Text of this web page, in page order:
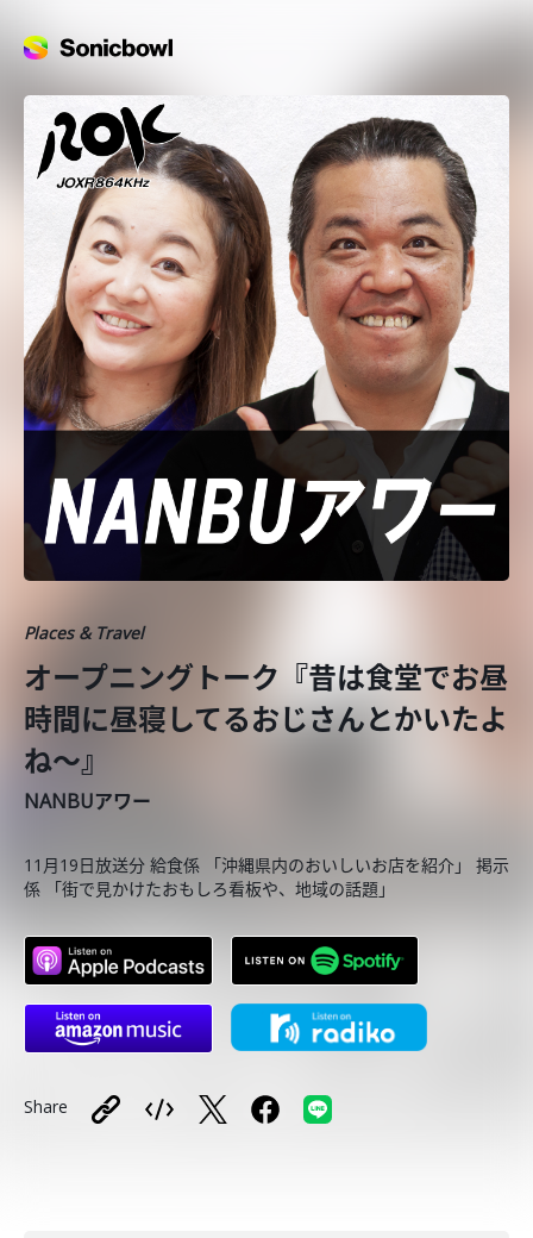
Places & Travel
オープニングトーク『昔は食堂でお昼
時間に昼寝してるおじさんとかいたよ
ね～』
NANBUアワー
11月19日放送分 給食係 「沖縄県内のおいしいお店を紹介」 掲示
係 「街で見かけたおもしろ看板や、地域の話題」
Share